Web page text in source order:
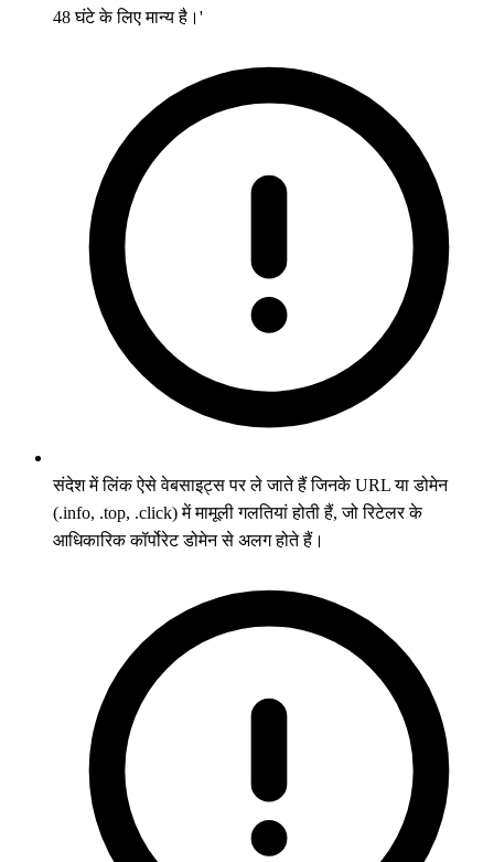
48 घंटे के लिए मान्य है।'
संदेश में लिंक ऐसे वेबसाइट्स पर ले जाते हैं जिनके URL या डोमेन
(.info, .top, .click) में मामूली गलतियां होती हैं, जो रिटेलर के
आधिकारिक कॉर्पोरेट डोमेन से अलग होते हैं।